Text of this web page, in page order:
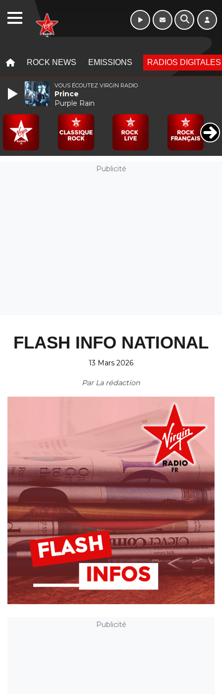
ROCK NEWS EMISSIONS RADIOS DIGITALES
Publicité
FLASH INFO NATIONAL
13 Mars 2026
Par La rédaction
Publicité
VOUS ÉCOUTEZ VIRGIN RADIO
Prince
Purple Rain
WEBRADIO Week-end de 16h
à 20h